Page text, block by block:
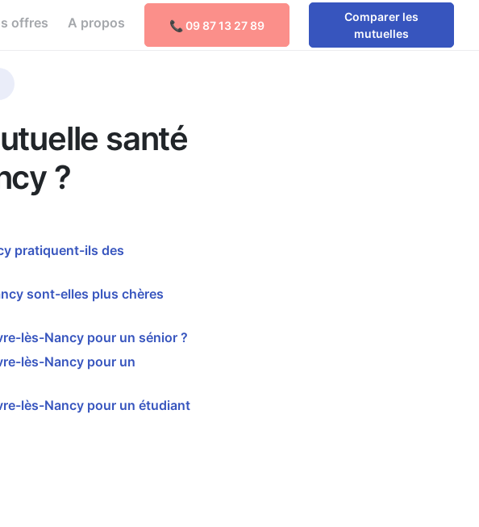
offres A propos 📞 09 87 13 27 89
Comparer les
mutuelles
Comparer les mutuelles
santé
?
pratiquent-ils des
sont-elles plus chères
lès-Nancy pour un sénior ?
lès-Nancy pour un
lès-Nancy pour un étudiant